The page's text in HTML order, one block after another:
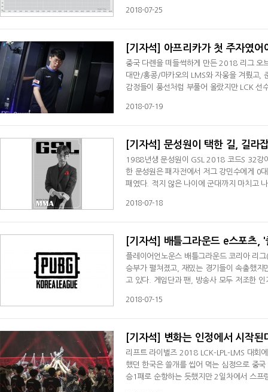
수, 미드 라이너 '쿠잔' 이성혁, 원거리 딜러
2018-07-25
[기자석] 아프리카가 첫 주자였어
중국 다롄을 떠들썩하게 만든 2018 리그 오
대만/홍콩/마카오의 LMS와 자웅을 겨뤘고,
감정들이 풍선처럼 부풀어 올랐지만 LCK
적응에 대한 문제는 적었지만 그럼에도 시
2018-07-19
[기자석] 문성원이 택한 길, 길라
1988년생 문성원이 GSL 2018 코드S 32강
한 문성원은 패자전에서 저그 강민수에게 0
패였다. 적지 않은 나이에 군대까지 마치고
어가는 능력을 보여줬다. 고병재와의 2세트
2018-07-18
[기자석] 배틀그라운드 e스포츠,
플레이어언노운스 배틀그라운드 코리아 리
승부가 펼쳐졌고, 재밌는 경기들이 속출했지
고 있다. 게임단과 팬, 방송사 모두 저조한
35개 팀을 놓고 봤을 때 젠지 골드와 블랙,
2018-07-15
[기자석] 변화는 인정에서 시작된
리프트 라이벌즈 2018 LCK-LPL-LMS 대회
했던 한국은 쓸개를 씹어 먹는 심정으로 중
승1패로 순항하는 듯했지만 2일차에서 스프